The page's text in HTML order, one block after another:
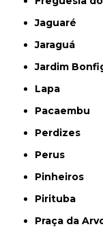
Jaguaré
Jaraguá
Jardim
Lapa
Pacaembu
Perdizes
Perus
Pinheiros
Pirituba
Praça da